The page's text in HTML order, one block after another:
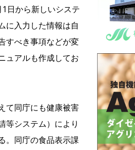
日から新しいシステ
に入力した情報は自
すべき事項などが変
ュアルも作成してお
て同庁にも健康被害
等システム）により
。同庁の食品表示課